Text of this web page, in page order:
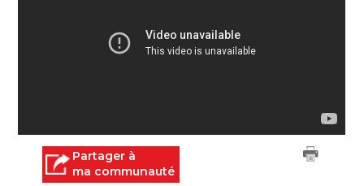
Partager à
ma communauté